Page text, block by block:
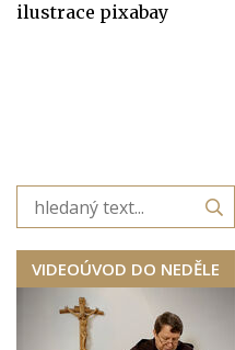
ilustrace pixabay
VIDEOÚVOD DO NEDĚLE